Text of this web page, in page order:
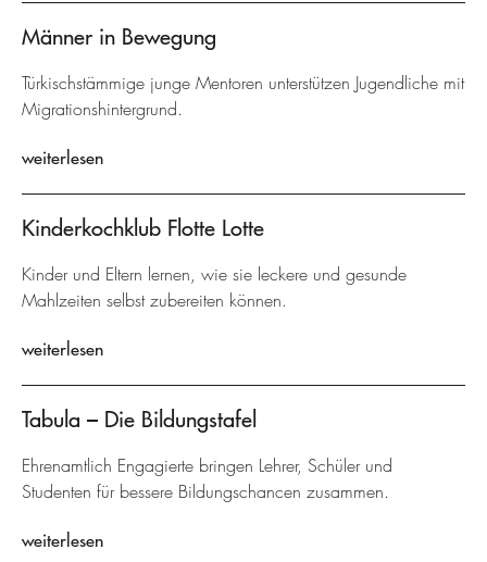
Männer in Bewegung
Türkischstämmige junge Mentoren unterstützen Jugendliche mit
Migrationshintergrund.
weiterlesen
Kinderkochklub Flotte Lotte
Kinder und Eltern lernen, wie sie leckere und gesunde
Mahlzeiten selbst zubereiten können.
weiterlesen
Tabula – Die Bildungstafel
Ehrenamtlich Engagierte bringen Lehrer, Schüler und
Studenten für bessere Bildungschancen zusammen.
weiterlesen